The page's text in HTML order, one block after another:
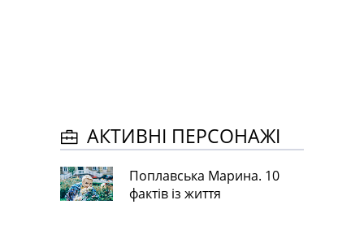
АКТИВНІ ПЕРСОНАЖІ
Поплавська Марина. 10
фактів із життя